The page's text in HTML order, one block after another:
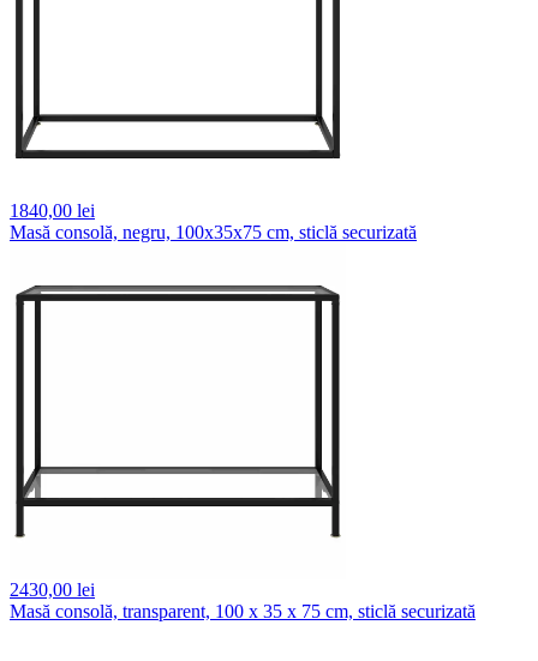
1840,00 lei
Masă consolă, negru, 100x35x75 cm, sticlă securizată
2430,00 lei
Masă consolă, transparent, 100 x 35 x 75 cm, sticlă securizată